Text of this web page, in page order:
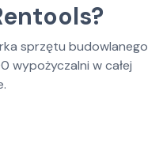
sprzętu budowlanego
wypożyczalni w całej